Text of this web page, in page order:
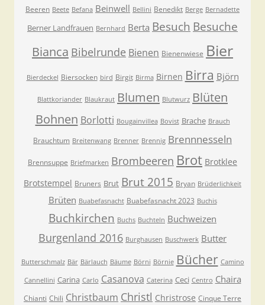
Beeren Beete Befana Beinwell Bellini Benedikt Berge Bernadette
Berner Landfrauen Bernhard Berta Besuch Besuche
Bianca Bibelrunde Bienen Bienenwiese Bier
Bierdeckel Biersocken bird Birgit Birma Birnen Birra Björn
Blattkoriander Blaukraut Blumen Blutwurz Blüten
Bohnen Borlotti Bougainvillea Bovist Brache Brauch
Brauchtum Breitenwang Brenner Brennig Brennnesseln
Brennsuppe Briefmarken Brombeeren Brot Brotklee
Brotstempel Bruners Brut Brut 2015 Bryan Brüderlichkeit
Brüten Buabefasnacht Buabefasnacht 2023 Buchis
Buchkirchen Buchs Buchteln Buchweizen
Burgenland 2016 Burghausen Buschwerk Butter
Butterschmalz Bär Bärlauch Bäume Börni Börnie Bücher Camino
Cannellini Carina Carlo Casanova Caterina Ceci Centro Chaira
Chianti Chili Christbaum Christl Christrose Cinque Terre